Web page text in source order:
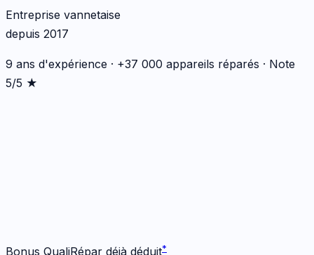
Entreprise vannetaise
depuis 2017
9 ans d'expérience · +37 000 appareils réparés · Note
5/5 ★
Bonus QualiRépar déjà déduit*